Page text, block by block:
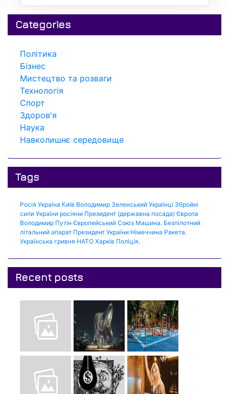
Categories
Політика
Бізнес
Мистецтво та розваги
Технологія
Спорт
Здоров'я
Наука
Навколишнє середовище
Tags
Росія Україна Київ Володимир Зеленський Українці Збройні
сили України росіяни Президент (державна посада) Європа
Володимир Путін Європейський Союз Машина. Безпілотний
літальний апарат Президент України Німеччина Ракета.
Українська гривня НАТО Харків Поліція.
Recent posts